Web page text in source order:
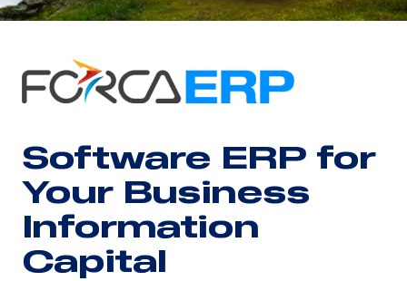
Software ERP for
Your Business
Information
Capital